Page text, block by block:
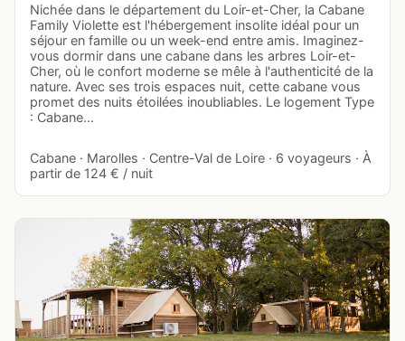
Nichée dans le département du Loir-et-Cher, la Cabane
Family Violette est l'hébergement insolite idéal pour un
séjour en famille ou un week-end entre amis. Imaginez-
vous dormir dans une cabane dans les arbres Loir-et-
Cher, où le confort moderne se mêle à l'authenticité de la
nature. Avec ses trois espaces nuit, cette cabane vous
promet des nuits étoilées inoubliables. Le logement Type
: Cabane…
Cabane · Marolles · Centre-Val de Loire · 6 voyageurs · À
partir de 124 € / nuit